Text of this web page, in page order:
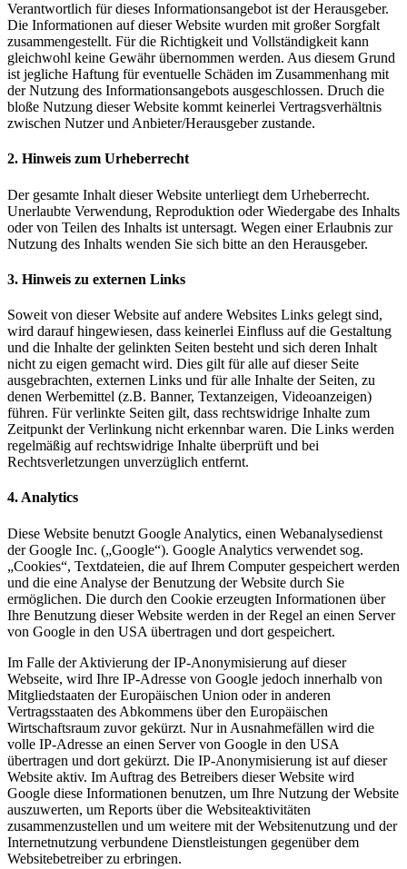
Verantwortlich für dieses Informationsangebot ist der Herausgeber.
Die Informationen auf dieser Website wurden mit großer Sorgfalt
zusammengestellt. Für die Richtigkeit und Vollständigkeit kann
gleichwohl keine Gewähr übernommen werden. Aus diesem Grund
ist jegliche Haftung für eventuelle Schäden im Zusammenhang mit
der Nutzung des Informationsangebots ausgeschlossen. Druch die
bloße Nutzung dieser Website kommt keinerlei Vertragsverhältnis
zwischen Nutzer und Anbieter/Herausgeber zustande.
2. Hinweis zum Urheberrecht
Der gesamte Inhalt dieser Website unterliegt dem Urheberrecht.
Unerlaubte Verwendung, Reproduktion oder Wiedergabe des Inhalts
oder von Teilen des Inhalts ist untersagt. Wegen einer Erlaubnis zur
Nutzung des Inhalts wenden Sie sich bitte an den Herausgeber.
3. Hinweis zu externen Links
Soweit von dieser Website auf andere Websites Links gelegt sind,
wird darauf hingewiesen, dass keinerlei Einfluss auf die Gestaltung
und die Inhalte der gelinkten Seiten besteht und sich deren Inhalt
nicht zu eigen gemacht wird. Dies gilt für alle auf dieser Seite
ausgebrachten, externen Links und für alle Inhalte der Seiten, zu
denen Werbemittel (z.B. Banner, Textanzeigen, Videoanzeigen)
führen. Für verlinkte Seiten gilt, dass rechtswidrige Inhalte zum
Zeitpunkt der Verlinkung nicht erkennbar waren. Die Links werden
regelmäßig auf rechtswidrige Inhalte überprüft und bei
Rechtsverletzungen unverzüglich entfernt.
4. Analytics
Diese Website benutzt Google Analytics, einen Webanalysedienst
der Google Inc. („Google“). Google Analytics verwendet sog.
„Cookies“, Textdateien, die auf Ihrem Computer gespeichert werden
und die eine Analyse der Benutzung der Website durch Sie
ermöglichen. Die durch den Cookie erzeugten Informationen über
Ihre Benutzung dieser Website werden in der Regel an einen Server
von Google in den USA übertragen und dort gespeichert.
Im Falle der Aktivierung der IP-Anonymisierung auf dieser
Webseite, wird Ihre IP-Adresse von Google jedoch innerhalb von
Mitgliedstaaten der Europäischen Union oder in anderen
Vertragsstaaten des Abkommens über den Europäischen
Wirtschaftsraum zuvor gekürzt. Nur in Ausnahmefällen wird die
volle IP-Adresse an einen Server von Google in den USA
übertragen und dort gekürzt. Die IP-Anonymisierung ist auf dieser
Website aktiv. Im Auftrag des Betreibers dieser Website wird
Google diese Informationen benutzen, um Ihre Nutzung der Website
auszuwerten, um Reports über die Websiteaktivitäten
zusammenzustellen und um weitere mit der Websitenutzung und der
Internetnutzung verbundene Dienstleistungen gegenüber dem
Websitebetreiber zu erbringen.